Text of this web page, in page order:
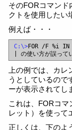
そのFORコマンド
クトを使用したい
例えば・・・
C:\>FOR /F %i
上の例では、カ
うとしているので
ーが表示されてし
これは、FORコマ
レット）を使って
正しくは、下のよ